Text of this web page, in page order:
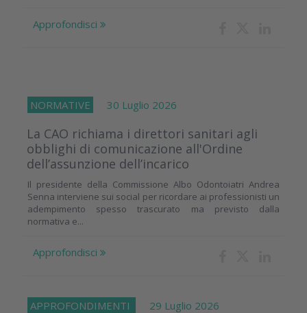
Approfondisci
NORMATIVE 30 Luglio 2026
La CAO richiama i direttori sanitari agli
obblighi di comunicazione all'Ordine
dell’assunzione dell’incarico
Il presidente della Commissione Albo Odontoiatri Andrea
Senna interviene sui social per ricordare ai professionisti un
adempimento spesso trascurato ma previsto dalla
normativa e...
Approfondisci
APPROFONDIMENTI 29 Luglio 2026